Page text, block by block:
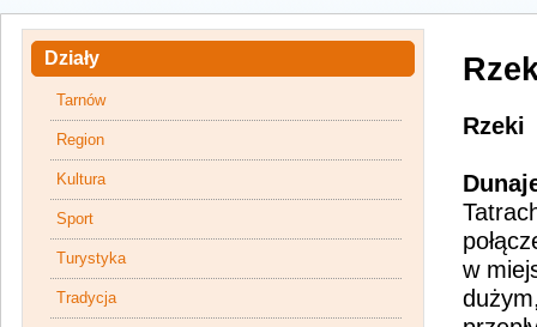
Rzeki
w
Działy
Tarnów
Region
Kultura
Sport
Turystyka
Tradycja